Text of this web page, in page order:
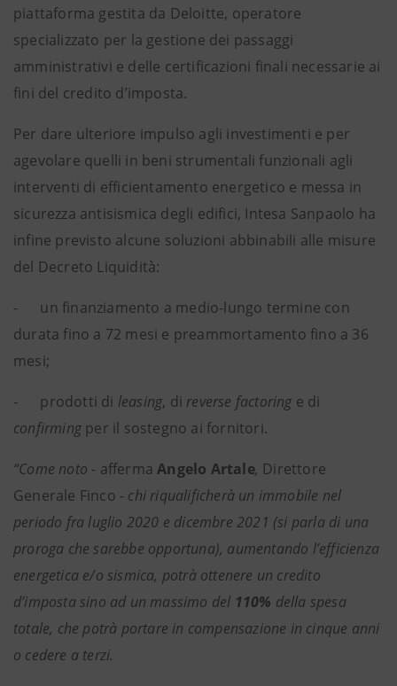
piattaforma gestita da Deloitte, operatore
specializzato per la gestione dei passaggi
amministrativi e delle certificazioni finali necessarie ai
fini del credito d’imposta.
Per dare ulteriore impulso agli investimenti e per
agevolare quelli in beni strumentali funzionali agli
interventi di efficientamento energetico e messa in
sicurezza antisismica degli edifici, Intesa Sanpaolo ha
infine previsto alcune soluzioni abbinabili alle misure
del Decreto Liquidità:
- un finanziamento a medio-lungo termine con
durata fino a 72 mesi e preammortamento fino a 36
mesi;
- prodotti di leasing, di reverse factoring e di
confirming per il sostegno ai fornitori.
“Come noto - affermaAngelo Artale, Direttore
Generale Finco - chi riqualificherà un immobile nel
periodo fra luglio 2020 e dicembre 2021 (si parla di una
proroga che sarebbe opportuna), aumentando l’efficienza
energetica e/o sismica, potrà ottenere un credito
d’imposta sino ad un massimo del 110% della spesa
totale, che potrà portare in compensazione in cinque anni
o cedere a terzi.